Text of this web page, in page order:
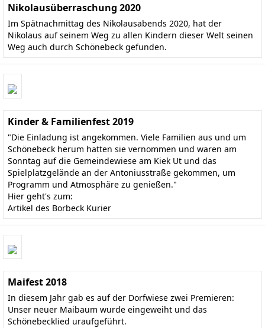
Nikolausüberraschung 2020
Im Spätnachmittag des Nikolausabends 2020, hat der
Nikolaus auf seinem Weg zu allen Kindern dieser Welt seinen
Weg auch durch Schönebeck gefunden.
Kinder & Familienfest 2019
"Die Einladung ist angekommen. Viele Familien aus und um
Schönebeck herum hatten sie vernommen und waren am
Sonntag auf die Gemeindewiese am Kiek Ut und das
Spielplatzgelände an der Antoniusstraße gekommen, um
Programm und Atmosphäre zu genießen."
Hier geht's zum:
Artikel des Borbeck Kurier
Maifest 2018
In diesem Jahr gab es auf der Dorfwiese zwei Premieren:
Unser neuer Maibaum wurde eingeweiht und das
Schönebecklied uraufgeführt.